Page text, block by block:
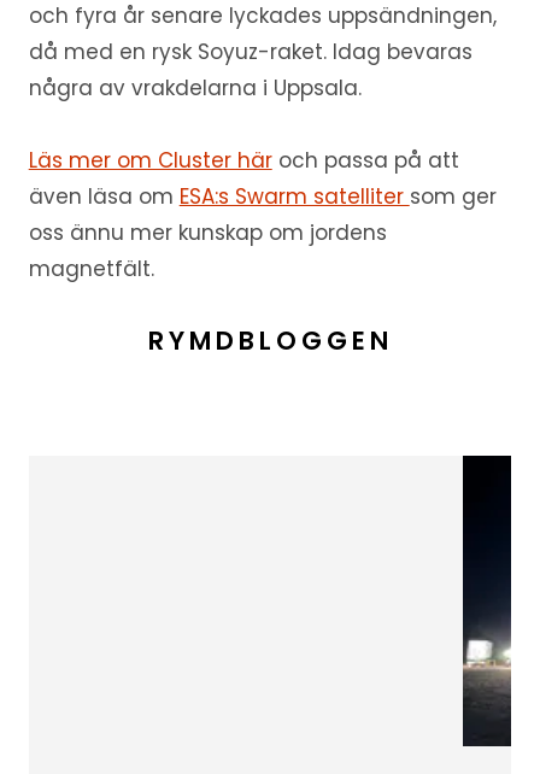
och fyra år senare lyckades uppsändningen,
då med en rysk Soyuz-raket. Idag bevaras
några av vrakdelarna i Uppsala.
Läs mer om Cluster häroch passa på att
även läsa om ESA:s Swarm satelliter som ger
oss ännu mer kunskap om jordens
magnetfält.
RYMDBLOGGEN